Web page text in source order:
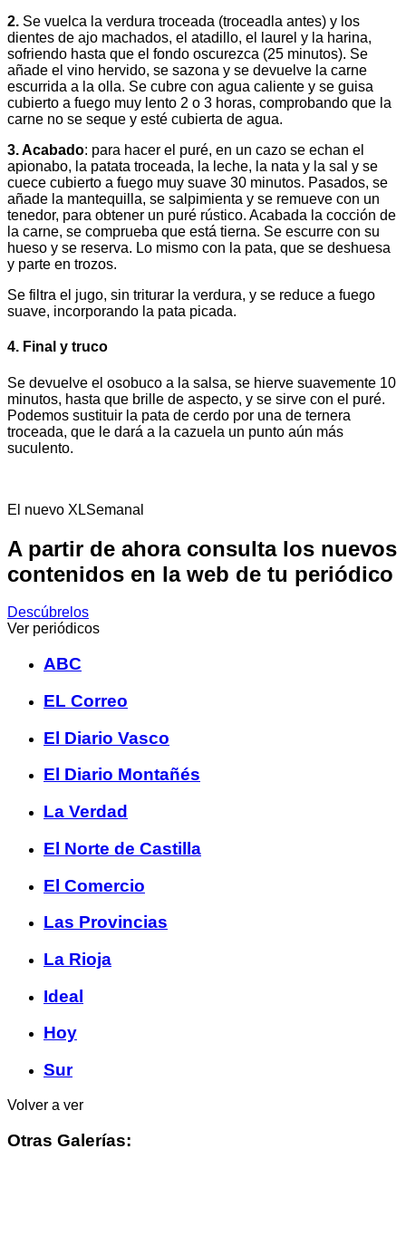
2. Se vuelca la verdura troceada (troceadla antes) y los
dientes de ajo machados, el atadillo, el laurel y la harina,
sofriendo hasta que el fondo oscurezca (25 minutos). Se
añade el vino hervido, se sazona y se devuelve la carne
escurrida a la olla. Se cubre con agua caliente y se guisa
cubierto a fuego muy lento 2 o 3 horas, comprobando que la
carne no se seque y esté cubierta de agua.
3. Acabado: para hacer el puré, en un cazo se echan el
apionabo, la patata troceada, la leche, la nata y la sal y se
cuece cubierto a fuego muy suave 30 minutos. Pasados, se
añade la mantequilla, se salpimienta y se remueve con un
tenedor, para obtener un puré rústico. Acabada la cocción de
la carne, se comprueba que está tierna. Se escurre con su
hueso y se reserva. Lo mismo con la pata, que se deshuesa
y parte en trozos.
Se filtra el jugo, sin triturar la verdura, y se reduce a fuego
suave, incorporando la pata picada.
4. Final y truco
Se devuelve el osobuco a la salsa, se hierve suavemente 10
minutos, hasta que brille de aspecto, y se sirve con el puré.
Podemos sustituir la pata de cerdo por una de ternera
troceada, que le dará a la cazuela un punto aún más
suculento.
El nuevo XLSemanal
A partir de ahora consulta los nuevos
contenidos en la web de tu periódico
Descúbrelos
Ver periódicos
ABC
EL Correo
El Diario Vasco
El Diario Montañés
La Verdad
El Norte de Castilla
El Comercio
Las Provincias
La Rioja
Ideal
Hoy
Sur
Volver a ver
Otras Galerías: